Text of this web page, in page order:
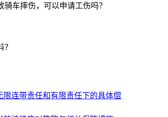
车摔伤，可以申请工伤吗？
限连带责任和有限责任下的具体偿